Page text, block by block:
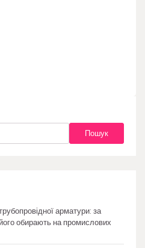
Пошук
арматури: за
обирають на промислових